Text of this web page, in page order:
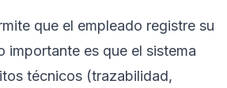
que el empleado registre su
importante es que el sistema
técnicos (trazabilidad,